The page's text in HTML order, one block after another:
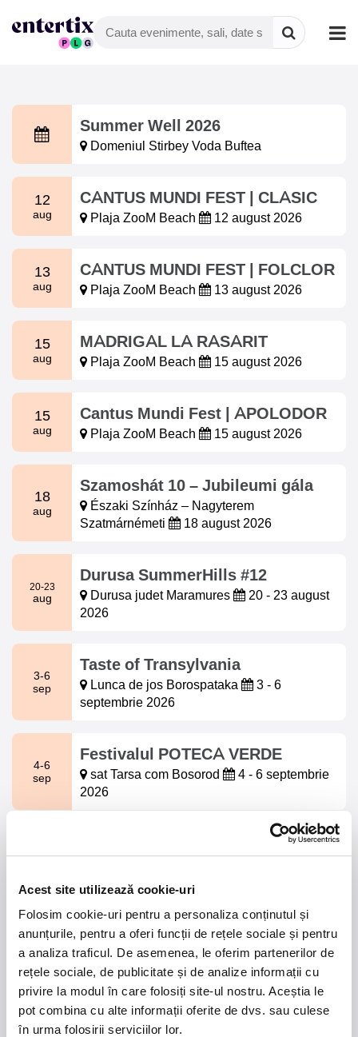
Acest site utilizează cookie-uri
Folosim cookie-uri pentru a personaliza conținutul și
anunțurile, pentru a oferi funcții de rețele sociale și pentru
a analiza traficul. De asemenea, le oferim partenerilor de
rețele sociale, de publicitate și de analize informații cu
privire la modul în care folosiți site-ul nostru. Aceștia le
pot combina cu alte informații oferite de dvs. sau culese
în urma folosirii serviciilor lor.
Summer Well 2026
Domeniul Stirbey Voda Buftea
12
aug
CANTUS MUNDI FEST | CLASIC
Plaja ZooM Beach 12 august 2026
13
aug
CANTUS MUNDI FEST | FOLCLOR
Plaja ZooM Beach 13 august 2026
15
aug
MADRIGAL LA RASARIT
Plaja ZooM Beach 15 august 2026
15
aug
Cantus Mundi Fest | APOLODOR
Plaja ZooM Beach 15 august 2026
18
aug
Szamoshát 10 – Jubileumi gála
Északi Színház – Nagyterem
Szatmárnémeti
18 august 2026
20-23
aug
Durusa SummerHills #12
Durusa judet Maramures
20 - 23 august
2026
3-6
sep
Taste of Transylvania
Lunca de jos Borospataka
3 - 6
septembrie 2026
4-6
sep
Festivalul POTECA VERDE
sat Tarsa com Bosorod
4 - 6 septembrie
2026
24-27
septembrie 2026
10
oct
CODLEA O seara de neuitat -
Gheorghe Gheorghiu si Catalin
Crisan
Casa de Cultura Codlea Codlea
10
octombrie 2026